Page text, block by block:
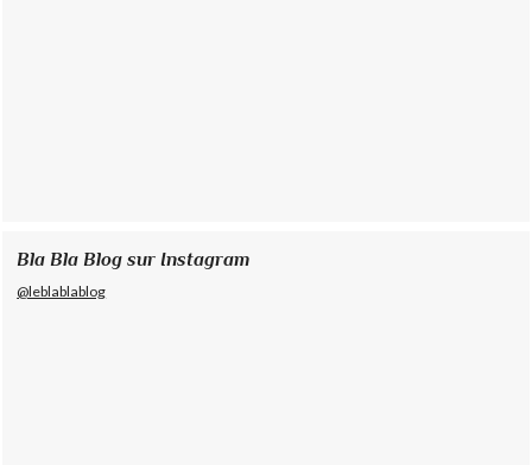
Bla Bla Blog sur Instagram
@leblablablog